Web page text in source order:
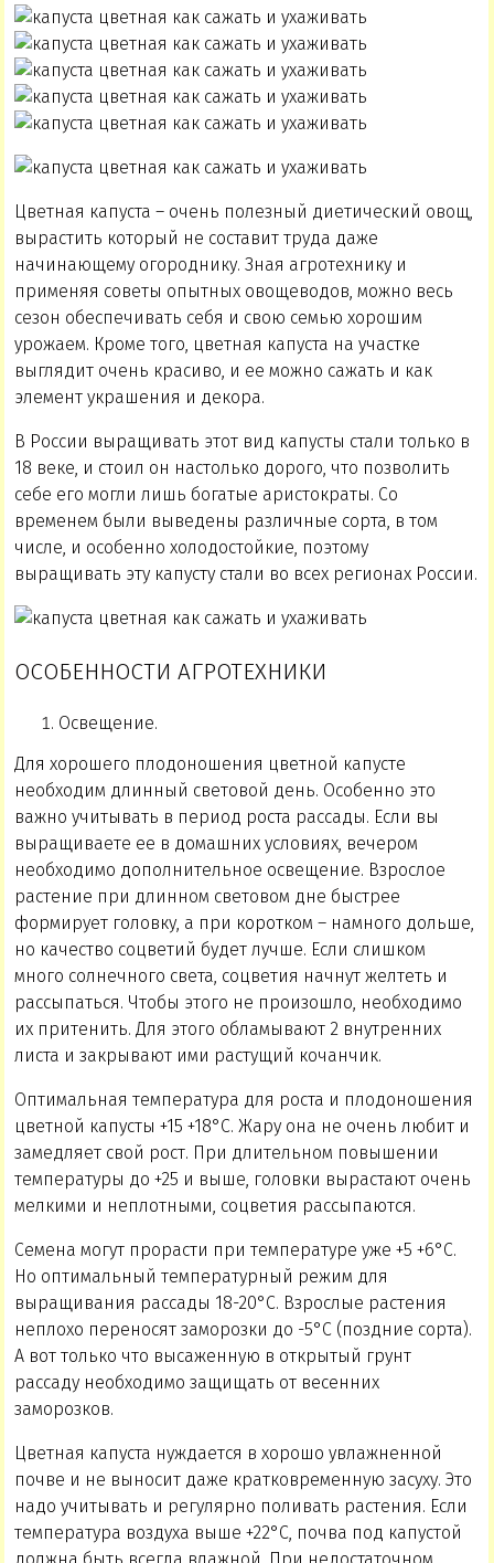
Цветная капуста – очень полезный диетический овощ,
вырастить который не составит труда даже
начинающему огороднику. Зная агротехнику и
применяя советы опытных овощеводов, можно весь
сезон обеспечивать себя и свою семью хорошим
урожаем. Кроме того, цветная капуста на участке
выглядит очень красиво, и ее можно сажать и как
элемент украшения и декора.
В России выращивать этот вид капусты стали только в
18 веке, и стоил он настолько дорого, что позволить
себе его могли лишь богатые аристократы. Со
временем были выведены различные сорта, в том
числе, и особенно холодостойкие, поэтому
выращивать эту капусту стали во всех регионах России.
ОСОБЕННОСТИ АГРОТЕХНИКИ
Освещение.
Для хорошего плодоношения цветной капусте
необходим длинный световой день. Особенно это
важно учитывать в период роста рассады. Если вы
выращиваете ее в домашних условиях, вечером
необходимо дополнительное освещение. Взрослое
растение при длинном световом дне быстрее
формирует головку, а при коротком – намного дольше,
но качество соцветий будет лучше. Если слишком
много солнечного света, соцветия начнут желтеть и
рассыпаться. Чтобы этого не произошло, необходимо
их притенить. Для этого обламывают 2 внутренних
листа и закрывают ими растущий кочанчик.
Оптимальная температура для роста и плодоношения
цветной капусты +15 +18°C. Жару она не очень любит и
замедляет свой рост. При длительном повышении
температуры до +25 и выше, головки вырастают очень
мелкими и неплотными, соцветия рассыпаются.
Семена могут прорасти при температуре уже +5 +6°C.
Но оптимальный температурный режим для
выращивания рассады 18-20°C. Взрослые растения
неплохо переносят заморозки до -5°C (поздние сорта).
А вот только что высаженную в открытый грунт
рассаду необходимо защищать от весенних
заморозков.
Цветная капуста нуждается в хорошо увлажненной
почве и не выносит даже кратковременную засуху. Это
надо учитывать и регулярно поливать растения. Если
температура воздуха выше +22°C, почва под капустой